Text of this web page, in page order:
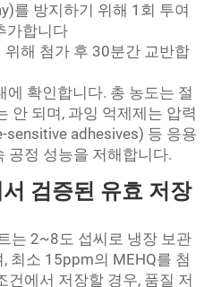
를 방지하기 위해 1회 투여
가합니다
해 첨가 후 30분간 교반합
확인합니다. 총 농도는 절
안 되며, 과잉 억제제는 압력
adhesives) 등 응용
공정 성능을 저해합니다.
검증된 유효 저장
는 2~8도 섭씨로 냉장 보관
최소 15ppm의 MEHQ를 첨
건에서 저장할 경우, 품질 저